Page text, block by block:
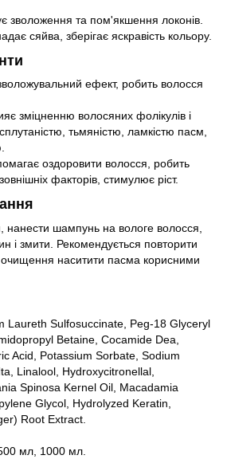
зволоження та пом'якшення локонів.
сяйва, зберігає яскравість кольору.
ефект, робить волосся
зміцненню волосяних фолікулів і
тьмяністю, ламкістю пасм,
оздоровити волосся, робить
факторів, стимулює ріст.
шампунь на вологе волосся,
і змити. Рекомендується повторити
наситити пасма корисними
Laureth Sulfosuccinate, Peg-18 Glyceryl
Betaine, Cocamide Dea,
Acid, Potassium Sorbate, Sodium
Linalool, Hydroxycitronellal,
Spinosa Kernel Oil, Macadamia
Glycol, Hydrolyzed Keratin,
Root Extract.
мл, 1000 мл.